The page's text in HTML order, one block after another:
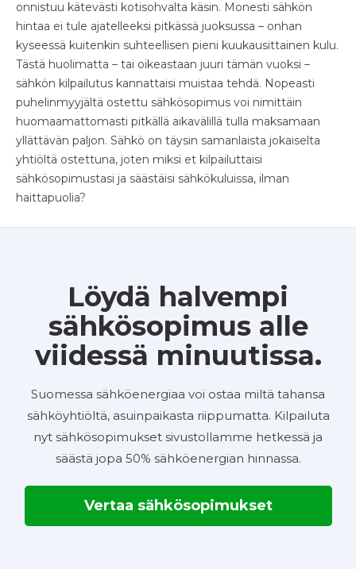
onnistuu kätevästi kotisohvalta käsin. Monesti sähkön
hintaa ei tule ajatelleeksi pitkässä juoksussa – onhan
kyseessä kuitenkin suhteellisen pieni kuukausittainen kulu.
Tästä huolimatta – tai oikeastaan juuri tämän vuoksi –
sähkön kilpailutus kannattaisi muistaa tehdä. Nopeasti
puhelinmyyjältä ostettu sähkösopimus voi nimittäin
huomaamattomasti pitkällä aikavälillä tulla maksamaan
yllättävän paljon. Sähkö on täysin samanlaista jokaiselta
yhtiöltä ostettuna, joten miksi et kilpailuttaisi
sähkösopimustasi ja säästäisi sähkökuluissa, ilman
haittapuolia?
Löydä halvempi
sähkösopimus alle
viidessä minuutissa.
Suomessa sähköenergiaa voi ostaa miltä tahansa
sähköyhtiöltä, asuinpaikasta riippumatta. Kilpailuta
nyt sähkösopimukset sivustollamme hetkessä ja
säästä jopa 50% sähköenergian hinnassa.
Vertaa sähkösopimukset